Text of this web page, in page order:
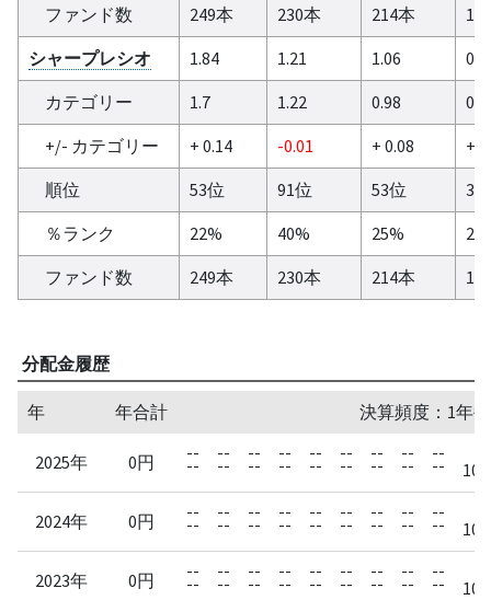
ファンド数 249本 230本 214本
シャープレシオ
1.84 1.21 1.06
カテゴリー
1.7 1.22 0.98
+/- カテゴリー
+ 0.14 -0.01 + 0.08
+
順位
53位 91位 53位
32
％ランク
22% 40% 25%
ファンド数
249本 230本 214本
分配金履歴
年 年合計 決算頻度：1年
2025年 0円 --
--
--
--
--
--
--
--
--
--
--
--
--
--
--
--
--
--
10/
2024年 0円 --
--
--
--
--
--
--
--
--
--
--
--
--
--
--
--
--
--
10/
2023年 0円 --
--
--
--
--
--
--
--
--
--
--
--
--
--
--
--
--
--
10/